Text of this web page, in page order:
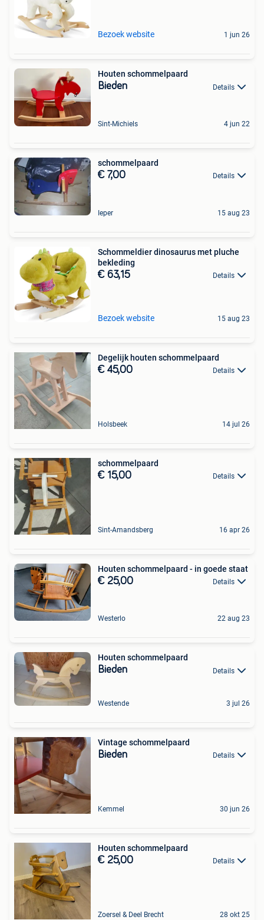
Bezoek website 1 jun 26
Houten schommelpaard
Bieden Details
Sint-Michiels 4 jun 22
schommelpaard
€ 7,00 Details
Ieper 15 aug 23
Schommeldier dinosaurus met pluche
bekleding
€ 63,15 Details
Bezoek website 15 aug 23
Degelijk houten schommelpaard
€ 45,00 Details
Holsbeek 14 jul 26
schommelpaard
€ 15,00 Details
Sint-Amandsberg 16 apr 26
Houten schommelpaard - in goede staat
€ 25,00 Details
Westerlo 22 aug 23
Houten schommelpaard
Bieden Details
Westende 3 jul 26
Vintage schommelpaard
Bieden Details
Kemmel 30 jun 26
Houten schommelpaard
€ 25,00 Details
Zoersel & Deel Brecht 28 okt 25